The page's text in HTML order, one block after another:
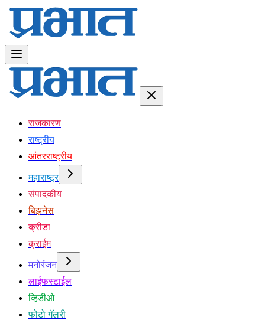
राजकारण
राष्ट्रीय
आंतरराष्ट्रीय
महाराष्ट्र
संपादकीय
बिझनेस
क्रीडा
क्राईम
मनोरंजन
लाईफस्टाईल
व्हिडीओ
फोटो गॅलरी